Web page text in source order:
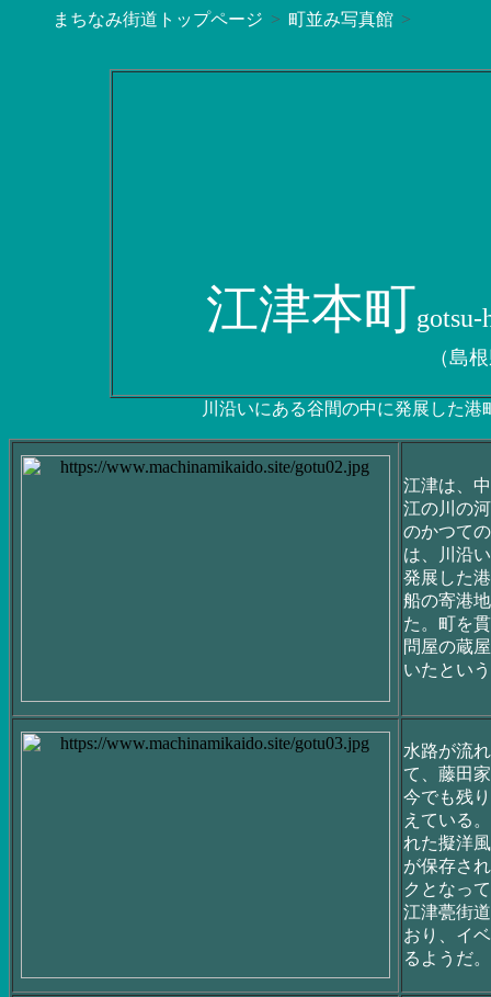
まちなみ街道トップページ 町並み写真館
江津本町gotsu-
（島
川沿いにある谷間の中に発展した港
江津は、
江の川の
のかつて
は、川沿
発展した
船の寄港
た。町を
問屋の蔵
いたとい
水路が流
て、藤田
今でも残
えている
れた擬洋
が保存さ
クとなっ
江津甍街
おり、イ
るようだ。